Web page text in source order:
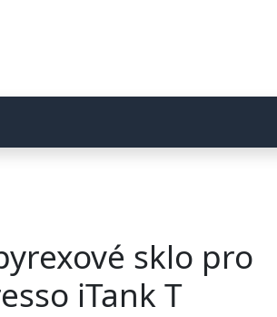
sklo pro
iTank T